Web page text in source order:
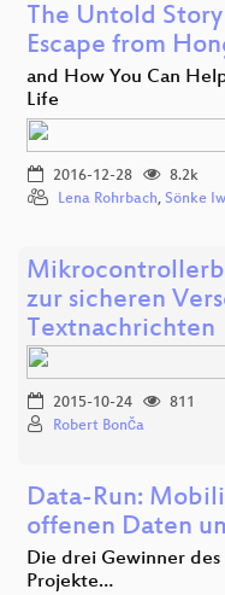
The Untold Story
Escape from
and How You Can
Life
2016-12-28
8.2k
Lena Rohrbach, Sönke
zur sicheren
Textnachrichten
2015-10-24
811
Robert Bonča
Data-Run:
offenen Daten
Die drei Gewinner
Projekte…